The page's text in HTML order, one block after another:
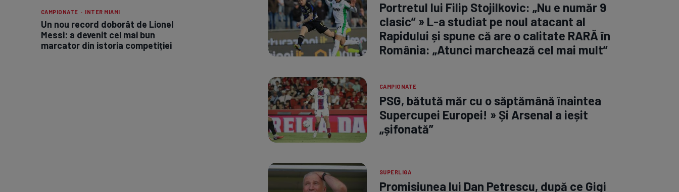
CAMPIONATE · INTER MIAMI
Un nou record doborât de Lionel
Messi: a devenit cel mai bun
marcator din istoria competiției
Portretul lui Filip Stojilkovic: „Nu e număr 9
clasic” » L-a studiat pe noul atacant al
Rapidului și spune că are o calitate RARĂ în
România: „Atunci marchează cel mai mult”
CAMPIONATE
PSG, bătută măr cu o săptămână înaintea
Supercupei Europei! » Și Arsenal a ieșit
„șifonată”
SUPERLIGA
Promisiunea lui Dan Petrescu, după ce Gigi